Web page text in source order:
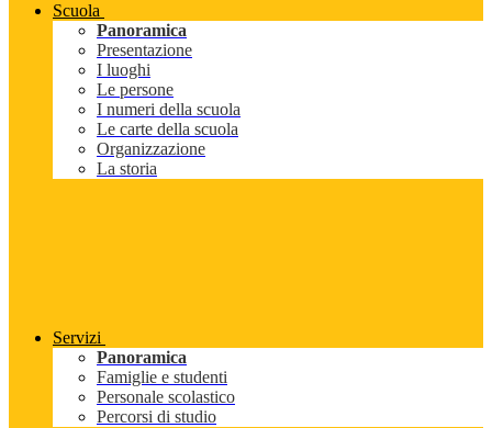
Scuola
Panoramica
Presentazione
I luoghi
Le persone
I numeri della scuola
Le carte della scuola
Organizzazione
La storia
Servizi
Panoramica
Famiglie e studenti
Personale scolastico
Percorsi di studio